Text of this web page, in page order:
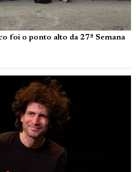
foi o ponto alto da 27ª Semana